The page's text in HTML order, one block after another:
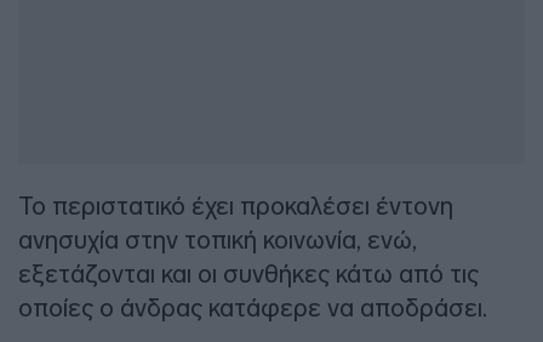
To περιστατικό έχει προκαλέσει έντονη
ανησυχία στην τοπική κοινωνία, ενώ,
εξετάζονται και οι συνθήκες κάτω από τις
οποίες ο άνδρας κατάφερε να αποδράσει.